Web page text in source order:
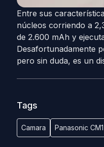
Entre sus
núcleos corriendo a
de 2.600 mAh y
Desafortunadamente
pero sin duda, es un
Tags
Camara Panasonic CM1